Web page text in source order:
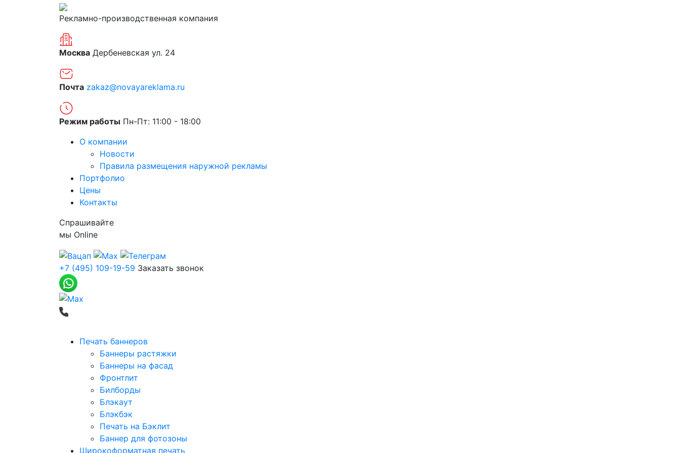
Рекламно-производственная компания
Москва Дербеневская ул. 24
Почта zakaz@novayareklama.ru
Режим работы Пн-Пт: 11:00 - 18:00
О компании
Новости
Правила размещения наружной рекламы
Портфолио
Цены
Контакты
Спрашивайте
мы Online
+7 (495) 109-19-59 Заказать звонок
Печать баннеров
Баннеры растяжки
Баннеры на фасад
Фронтлит
Билборды
Блэкаут
Блэкбэк
Печать на Бэклит
Баннер для фотозоны
Широкоформатная печать